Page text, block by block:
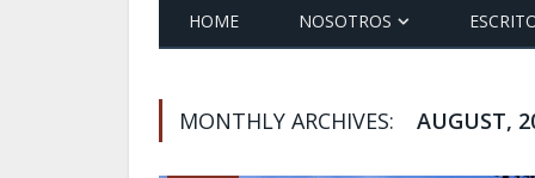
HOME NOSOTROS
MONTHLY ARCHIVES: AUGUST,